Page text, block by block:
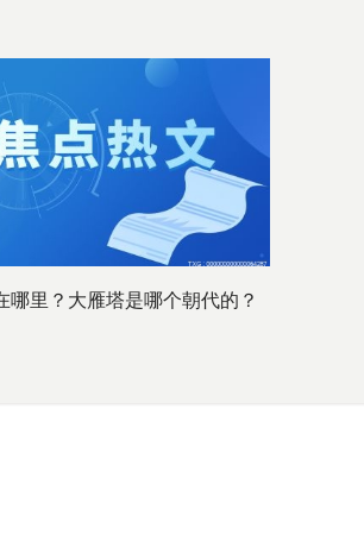
哪里？大雁塔是哪个朝代的？